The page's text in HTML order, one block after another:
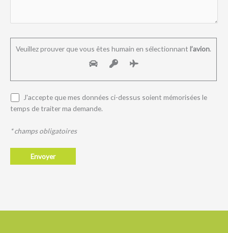
Veuillez prouver que vous êtes humain en sélectionnant l’avion.
J'accepte que mes données ci-dessus soient mémorisées le
temps de traiter ma demande.
* champs obligatoires